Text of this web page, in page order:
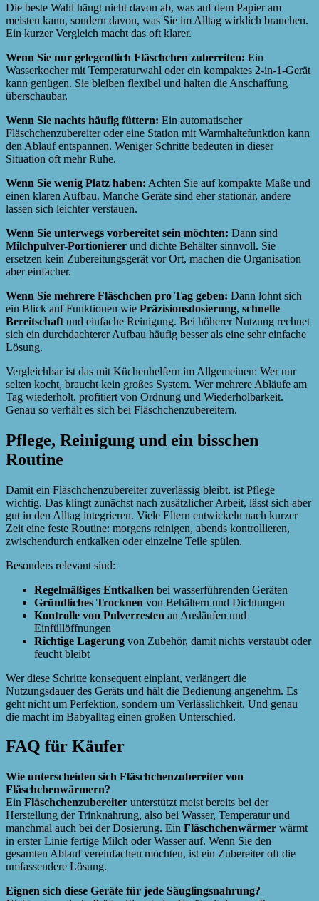
Die beste Wahl hängt nicht davon ab, was auf dem Papier am
meisten kann, sondern davon, was Sie im Alltag wirklich brauchen.
Ein kurzer Vergleich macht das oft klarer.
Wenn Sie nur gelegentlich Fläschchen zubereiten: Ein
Wasserkocher mit Temperaturwahl oder ein kompaktes 2-in-1-Gerät
kann genügen. Sie bleiben flexibel und halten die Anschaffung
überschaubar.
Wenn Sie nachts häufig füttern: Ein automatischer
Fläschchenzubereiter oder eine Station mit Warmhaltefunktion kann
den Ablauf entspannen. Weniger Schritte bedeuten in dieser
Situation oft mehr Ruhe.
Wenn Sie wenig Platz haben: Achten Sie auf kompakte Maße und
einen klaren Aufbau. Manche Geräte sind eher stationär, andere
lassen sich leichter verstauen.
Wenn Sie unterwegs vorbereitet sein möchten: Dann sind
Milchpulver-Portionierer und dichte Behälter sinnvoll. Sie
ersetzen kein Zubereitungsgerät vor Ort, machen die Organisation
aber einfacher.
Wenn Sie mehrere Fläschchen pro Tag geben: Dann lohnt sich
ein Blick auf Funktionen wie Präzisionsdosierung, schnelle
Bereitschaft und einfache Reinigung. Bei höherer Nutzung rechnet
sich ein durchdachterer Aufbau häufig besser als eine sehr einfache
Lösung.
Vergleichbar ist das mit Küchenhelfern im Allgemeinen: Wer nur
selten kocht, braucht kein großes System. Wer mehrere Abläufe am
Tag wiederholt, profitiert von Ordnung und Wiederholbarkeit.
Genau so verhält es sich bei Fläschchenzubereitern.
Pflege, Reinigung und ein bisschen
Routine
Damit ein Fläschchenzubereiter zuverlässig bleibt, ist Pflege
wichtig. Das klingt zunächst nach zusätzlicher Arbeit, lässt sich aber
gut in den Alltag integrieren. Viele Eltern entwickeln nach kurzer
Zeit eine feste Routine: morgens reinigen, abends kontrollieren,
zwischendurch entkalken oder einzelne Teile spülen.
Besonders relevant sind:
Regelmäßiges Entkalken bei wasserführenden Geräten
Gründliches Trocknen von Behältern und Dichtungen
Kontrolle von Pulverresten an Ausläufen und
Einfüllöffnungen
Richtige Lagerung von Zubehör, damit nichts verstaubt oder
feucht bleibt
Wer diese Schritte konsequent einplant, verlängert die
Nutzungsdauer des Geräts und hält die Bedienung angenehm. Es
geht nicht um Perfektion, sondern um Verlässlichkeit. Und genau
die macht im Babyalltag einen großen Unterschied.
FAQ für Käufer
Wie unterscheiden sich Fläschchenzubereiter von
Fläschchenwärmern?
Ein Fläschchenzubereiter unterstützt meist bereits bei der
Herstellung der Trinknahrung, also bei Wasser, Temperatur und
manchmal auch bei der Dosierung. Ein Fläschchenwärmer wärmt
in erster Linie fertige Milch oder Wasser auf. Wenn Sie den
gesamten Ablauf vereinfachen möchten, ist ein Zubereiter oft die
umfassendere Lösung.
Eignen sich diese Geräte für jede Säuglingsnahrung?